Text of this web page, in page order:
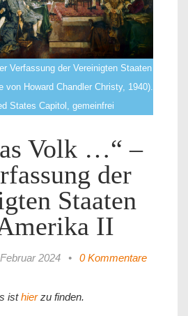
Verfassung der Vereinigten Staaten
von Howard Chandler Christy, 1940).
States Capitol, gemeinfrei
Volk …“ –
der
Staaten
II
2024 • 0 Kommentare
isthierzu finden.